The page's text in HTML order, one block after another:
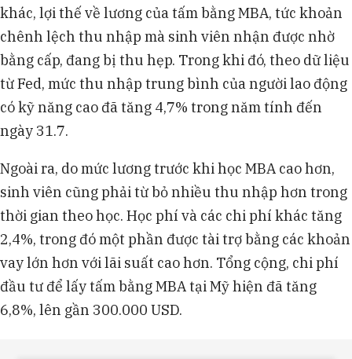
khác, lợi thế về lương của tấm bằng MBA, tức khoản
chênh lệch thu nhập mà sinh viên nhận được nhờ
bằng cấp, đang bị thu hẹp. Trong khi đó, theo dữ liệu
từ Fed, mức thu nhập trung bình của người lao động
có kỹ năng cao đã tăng 4,7% trong năm tính đến
ngày 31.7.
Ngoài ra, do mức lương trước khi học MBA cao hơn,
sinh viên cũng phải từ bỏ nhiều thu nhập hơn trong
thời gian theo học. Học phí và các chi phí khác tăng
2,4%, trong đó một phần được tài trợ bằng các khoản
vay lớn hơn với lãi suất cao hơn. Tổng cộng, chi phí
đầu tư để lấy tấm bằng MBA tại Mỹ hiện đã tăng
6,8%, lên gần 300.000 USD.